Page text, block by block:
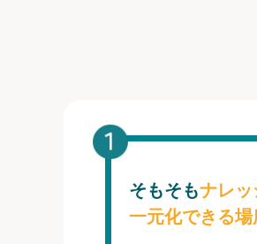
そもそもナレッ
一元化できる場